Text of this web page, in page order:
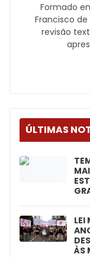
Formado
Francisco de
revisão
ÚLTIMAS
LEI
ÀS